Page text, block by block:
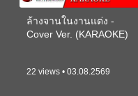
ล้างจานในงานแต่ง -
Cover Ver. (KARAOKE)
22 views • 03.08.2569